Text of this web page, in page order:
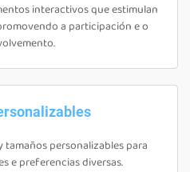
interactivos que estimulan
a participación e o
personalizables para
e preferencias diversas.